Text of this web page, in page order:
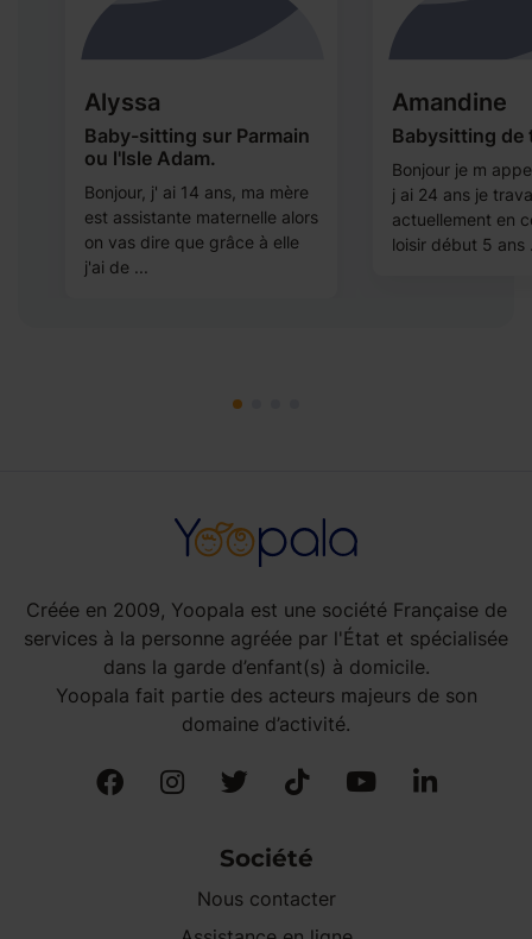
Alyssa
Baby-sitting sur Parmain
ou l'Isle Adam.
Bonjour, j' ai 14 ans, ma mère
est assistante maternelle alors
on vas dire que grâce à elle
j'ai de ...
Amandine
Babysitting de
Bonjour je m
j ai 24 ans je
actuellement en
loisir début 5 ans
Créée en 2009, Yoopala est une société Française de
services à la personne agréée par l'État et spécialisée
dans la garde d’enfant(s) à domicile.
Yoopala fait partie des acteurs majeurs de son
domaine d’activité.
Société
Nous contacter